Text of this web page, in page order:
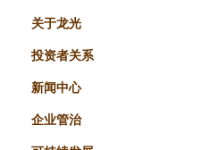
关于龙光
投资者关系
新闻中心
企业管治